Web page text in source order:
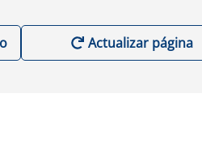
Actualizar página